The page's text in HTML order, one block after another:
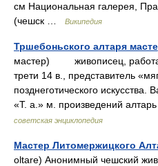
см Национальная галерея,
(чешск …
Википедия
Тршебоньского алтаря
мастер) живописец,
трети 14 в., представитель
позднеготического
«Т. а.» м. произведений
советская энциклопедия
Мастер Литомержицкого
oltare) Анонимный чешский